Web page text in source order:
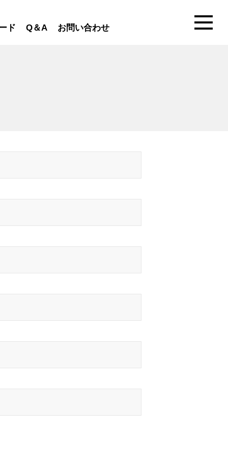
ド Q＆A お問い合わせ